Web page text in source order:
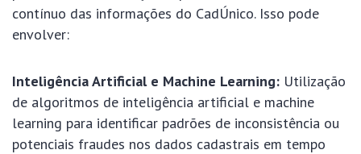
contínuo das informações do CadÚnico. Isso pode
envolver:
Inteligência Artificial e Machine Learning: Utilização
de algoritmos de inteligência artificial e machine
learning para identificar padrões de inconsistência ou
potenciais fraudes nos dados cadastrais em tempo